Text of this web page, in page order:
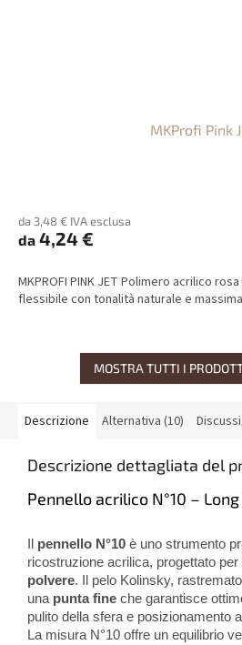
MKProfi Pink
da 3,48 € IVA esclusa
da 4,24 €
MKPROFI PINK JET Polimero acrilico
flessibile con tonalità naturale e
MOSTRA TUTTI I
Descrizione Alternativa (10)
Descrizione dettagliata del
Pennello acrilico N°10 –
pennello N°10 è uno strumento
ricostruzione acrilica, progettato
polvere. Il pelo Kolinsky,
una punta fine che garantisce
pulito della sfera e posizionamento
La misura N°10 offre un equilibrio